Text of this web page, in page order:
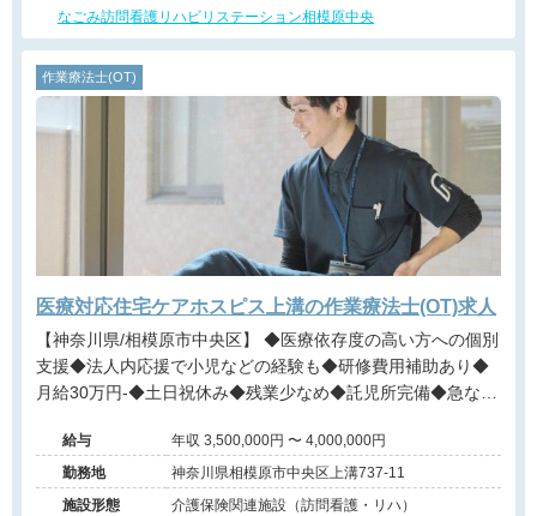
なごみ訪問看護リハビリステーション相模原中央
作業療法士(OT)
医療対応住宅ケアホスピス上溝の作業療法士(OT)求人
【神奈川県/相模原市中央区】 ◆医療依存度の高い方への個別
支援◆法人内応援で小児などの経験も◆研修費用補助あり◆
月給30万円-◆土日祝休み◆残業少なめ◆託児所完備◆急な休
給与
年収 3,500,000円 〜 4,000,000円
勤務地
神奈川県相模原市中央区上溝737-11
施設形態
介護保険関連施設（訪問看護・リハ）